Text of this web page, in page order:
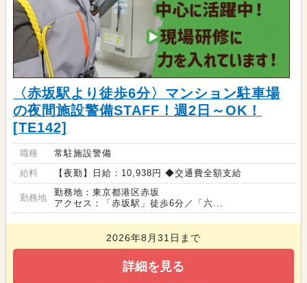
〈赤坂駅より徒歩6分〉マンション駐車場
の夜間施設警備STAFF！週2日～OK！
[TE142]
職種
常駐施設警備
給料
【夜勤】日給：10,938円 ◆交通費全額支給
勤務地
勤務地：東京都港区赤坂
アクセス：「赤坂駅」徒歩6分／「六...
2026年8月31日まで
詳細を見る